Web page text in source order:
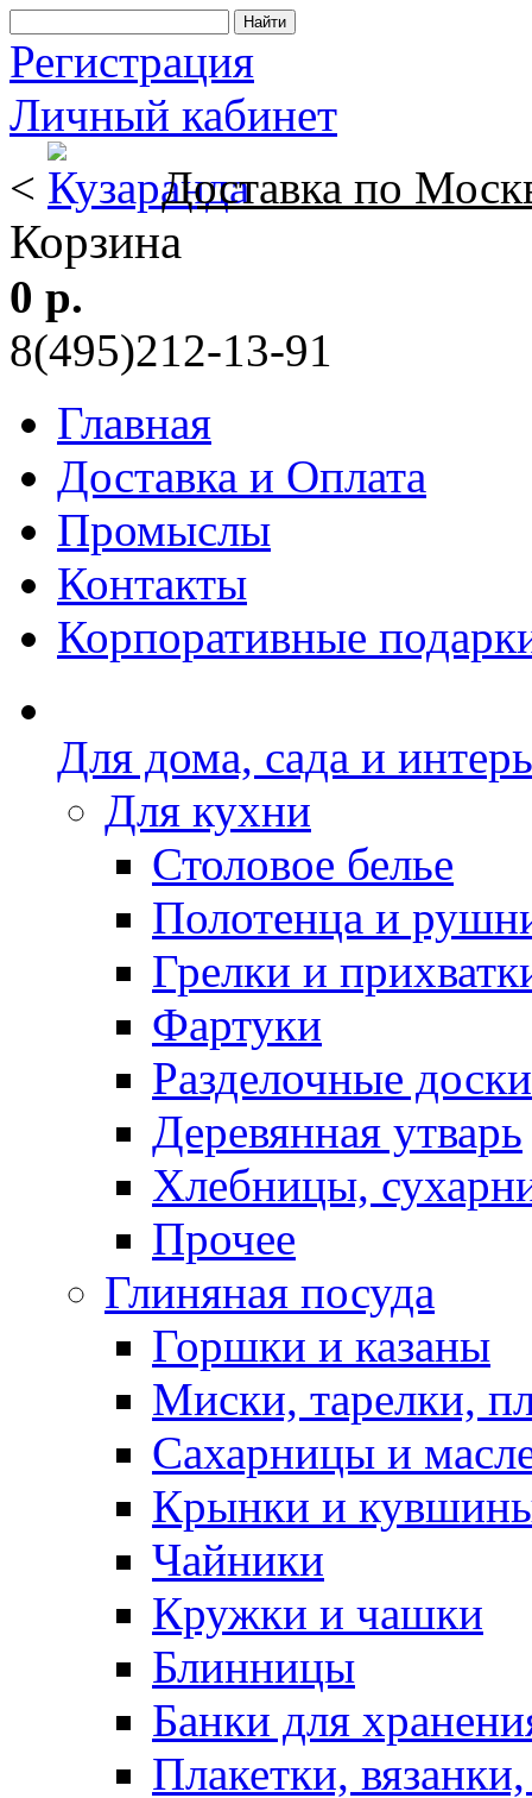
Регистрация
Личный кабинет
<
Доставка по
Корзина
0 р.
8(495)212-13-91
Главная
Доставка и Оплата
Промыслы
Контакты
Корпоративные
Для дома, сада и
Для кухни
Столовое белье
Полотенца и
Грелки и
Фартуки
Разделочные доски
Деревянная утварь
Хлебницы,
Прочее
Глиняная посуда
Горшки и казаны
Миски, тарелки,
Сахарницы и
Крынки и
Чайники
Кружки и чашки
Блинницы
Банки для
Плакетки,